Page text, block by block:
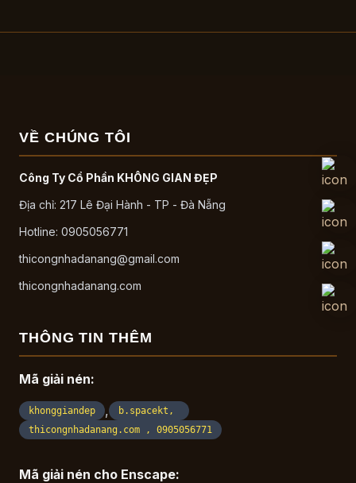
VỀ CHÚNG TÔI
Công Ty Cổ Phần KHÔNG GIAN ĐẸP
Địa chỉ: 217 Lê Đại Hành - TP - Đà Nẵng
Hotline: 0905056771
thicongnhadanang@gmail.com
thicongnhadanang.com
THÔNG TIN THÊM
Mã giải nén:
khonggiandep ,
b.spacekt,
thicongnhadanang.com , 0905056771
Mã giải nén cho Enscape: